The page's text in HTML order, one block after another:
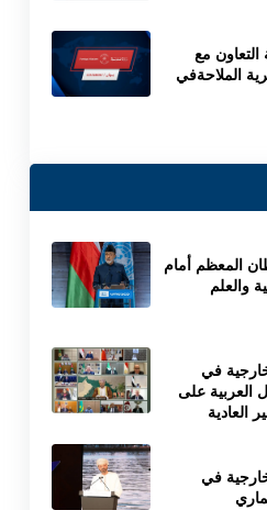
مع
الملاحةفي
المعظم أمام
والعلم
في
العربية على
العادية
في